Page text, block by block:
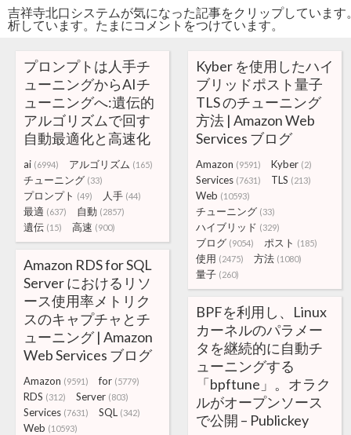
吉祥寺北口システムが気になった記事をクリップしていま
析しています。たまにコメントをつけています。
プロンプトは人手チ
ューニングからAIチ
ューニングへ:遺伝的
アルゴリズムで回す
自動最適化と高速化
ai (6994) アルゴリズム (165)
チューニング (33)
プロンプト (49) 人手 (44)
最適 (637) 自動 (2857)
遺伝 (15) 高速 (900)
Kyber を使用したハイ
ブリッドポスト量子
TLS のチューニング
方法 | Amazon Web
Services ブログ
Amazon (9591) Kyber (2)
Services (7631) TLS (213)
Web (10593)
チューニング (33)
ハイブリッド (329)
ブログ (9054) ポスト (185)
使用 (2475) 方法 (1080)
量子 (260)
Amazon RDS for SQL
Server におけるリソ
ース使用率メトリク
スのキャプチャとチ
ューニング | Amazon
Web Services ブログ
Amazon (9591) for (5779)
RDS (312) Server (803)
Services (7631) SQL (342)
Web (10593)
BPFを利用し、Linux
カーネルのパラメー
タを継続的に自動チ
ューニングする
「bpftune」。オラク
ルがオープンソース
で公開 – Publickey